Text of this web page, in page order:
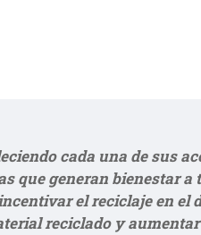
cada una de sus
que generan bienestar a
el reciclaje en el
recicladoy aumentar